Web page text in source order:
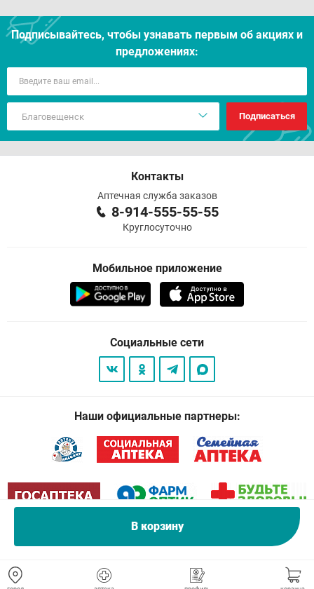
В корзину
Подписывайтесь, чтобы узнавать первым об акцияx и
предложениях:
Подписаться
Контакты
Аптечная служба заказов
8-914-555-55-55
Круглосуточно
Мобильное приложение
Социальные сети
Наши официальные партнеры: